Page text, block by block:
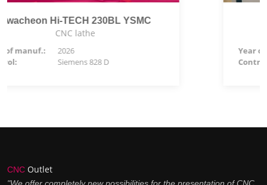
ROMI GL250M V4.1
Year of manuf.:
Control:
CNC Outlet